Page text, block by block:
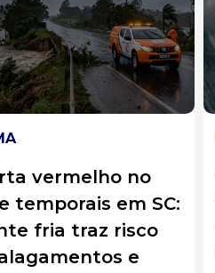
no inverno”: SC
alerta para
ventos de
h e calor